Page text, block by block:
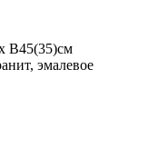
В45(35)см
эмалевое